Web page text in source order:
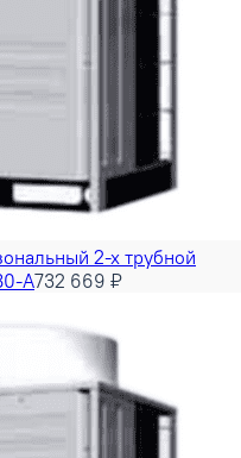
2-х трубной
A732 669 ₽